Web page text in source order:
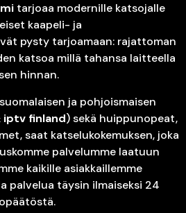
tarjoaa modernille katsojalle
kaapeli- ja
pysty tarjoamaan: rajattoman
katsoa millä tahansa laitteella
hinnan.
ja pohjoismaisen
iptv finland) sekä huippunopeat,
saat katselukokemuksen, joka
palvelumme laatuun
kaikille asiakkaillemme
palvelua täysin ilmaiseksi 24